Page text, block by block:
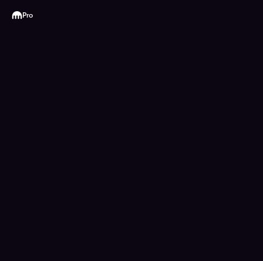
Kraken
Pro